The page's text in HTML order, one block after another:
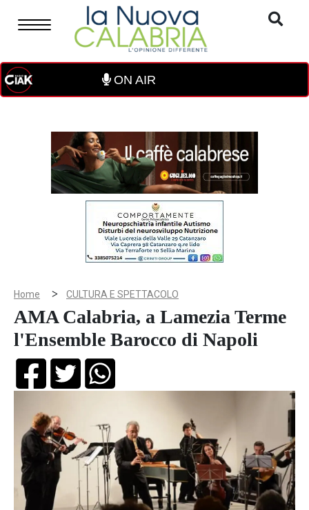
ON AIR
Home > CULTURA E SPETTACOLO
AMA Calabria, a Lamezia Terme
l'Ensemble Barocco di Napoli